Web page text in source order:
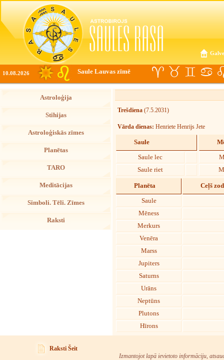
10.08.2026 Saule Lauvas zīmē
Astroloģija
Stihijas
Astroloģiskās zīmes
Planētas
TARO
Meditācijas
Simboli. Tēli. Zīmes
Raksti
Trešdiena (7.5.2031)
Vārda dienas: Henriete Henrijs Jete
Saule
Saule lec
Saule riet
Planēta Ceļš
Saule
Mēness
Merkurs
Venēra
Marss
Jupiters
Saturns
Urāns
Neptūns
Plutons
Hīrons
Raksti Šeit
Izmantojot lapā ievietoto informāciju,